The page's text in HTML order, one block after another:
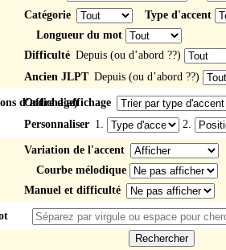
Catégorie
Type d'accent
Longueur du mot
Difficulté Depuis (ou d’abord ??)
Ancien JLPT Depuis (ou d’abord ??)
d’affichage)
Ordre d'affichage
Personnaliser 1. 2.
Variation de l'accent
Courbe mélodique
Manuel et difficulté